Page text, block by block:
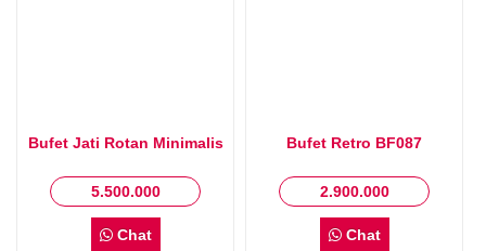
Bufet Jati Rotan Minimalis
5.500.000
Chat
Bufet Retro BF087
2.900.000
Chat